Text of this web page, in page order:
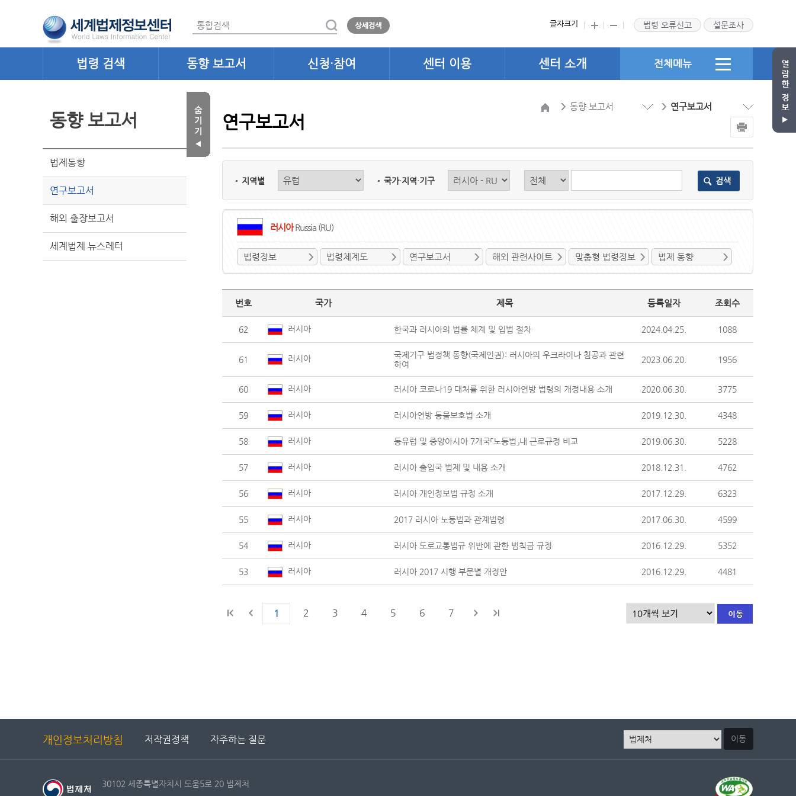
글자크기 법령 오류신고 설문조사
법령 검색 동향 보고서 신청·참여 센터 이용 센터 소개 전체메뉴
동향 보고서
법제동향
연구보고서
해외 출장보고서
세계법제 뉴스레터
동향 보고서 연구보고서
연구보고서
지역별 국가·지역·기구 검색
러시아Russia (RU)
법령정보 법령체계도 연구보고서 해외 관련사이트 맞춤형 법령정보 법제 동향
번호 국가 제목 등록일자 조회수
62 러시아 한국과 러시아의 법률 체계 및 입법 절차 2024.04.25. 1088
61 러시아
국제기구 법정책 동향(국제인권): 러시아의 우크라이나 침공과 관련
하여
2023.06.20. 1956
60 러시아 러시아 코로나19 대처를 위한 러시아연방 법령의 개정내용 소개 2020.06.30. 3775
59 러시아 러시아연방 동물보호법 소개 2019.12.30. 4348
58 러시아 동유럽 및 중앙아시아 7개국「노동법」내 근로규정 비교 2019.06.30. 5228
57 러시아 러시아 출입국 법제 및 내용 소개 2018.12.31. 4762
56 러시아 러시아 개인정보법 규정 소개 2017.12.29. 6323
55 러시아 2017 러시아 노동법과 관계법령 2017.06.30. 4599
54 러시아 러시아 도로교통법규 위반에 관한 범칙금 규정 2016.12.29. 5352
53 러시아 러시아 2017 시행 부문별 개정안 2016.12.29. 4481
1 2 3 4 5 6 7
개인정보처리방침 저작권정책 자주하는 질문 이동
30102 세종특별자치시 도움5로 20 법제처